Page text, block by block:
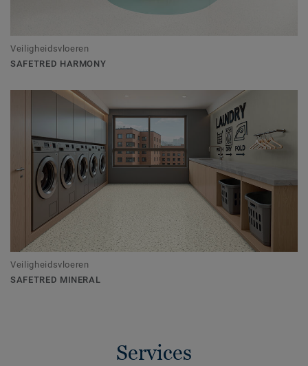
Veiligheidsvloeren
SAFETRED HARMONY
Veiligheidsvloeren
SAFETRED MINERAL
Services